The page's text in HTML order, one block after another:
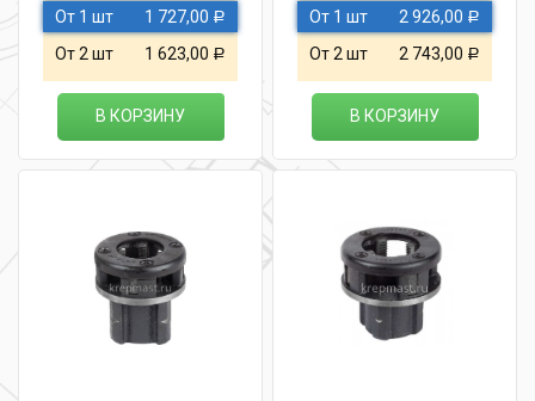
От 1 шт 1 727,00 Р
От 2 шт 1 623,00 Р
В КОРЗИНУ
От 1 шт 2 926,00 Р
От 2 шт 2 743,00 Р
В КОРЗИНУ